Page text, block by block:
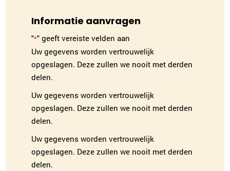
Informatie aanvragen
"*" geeft vereiste velden aan
Uw gegevens worden vertrouwelijk
opgeslagen. Deze zullen we nooit met derden
delen.
Uw gegevens worden vertrouwelijk
opgeslagen. Deze zullen we nooit met derden
delen.
Uw gegevens worden vertrouwelijk
opgeslagen. Deze zullen we nooit met derden
delen.